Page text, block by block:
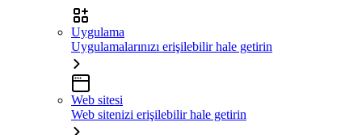
Uygulama
Uygulamalarınızı erişilebilir hale getirin
Web sitesi
Web sitenizi erişilebilir hale getirin